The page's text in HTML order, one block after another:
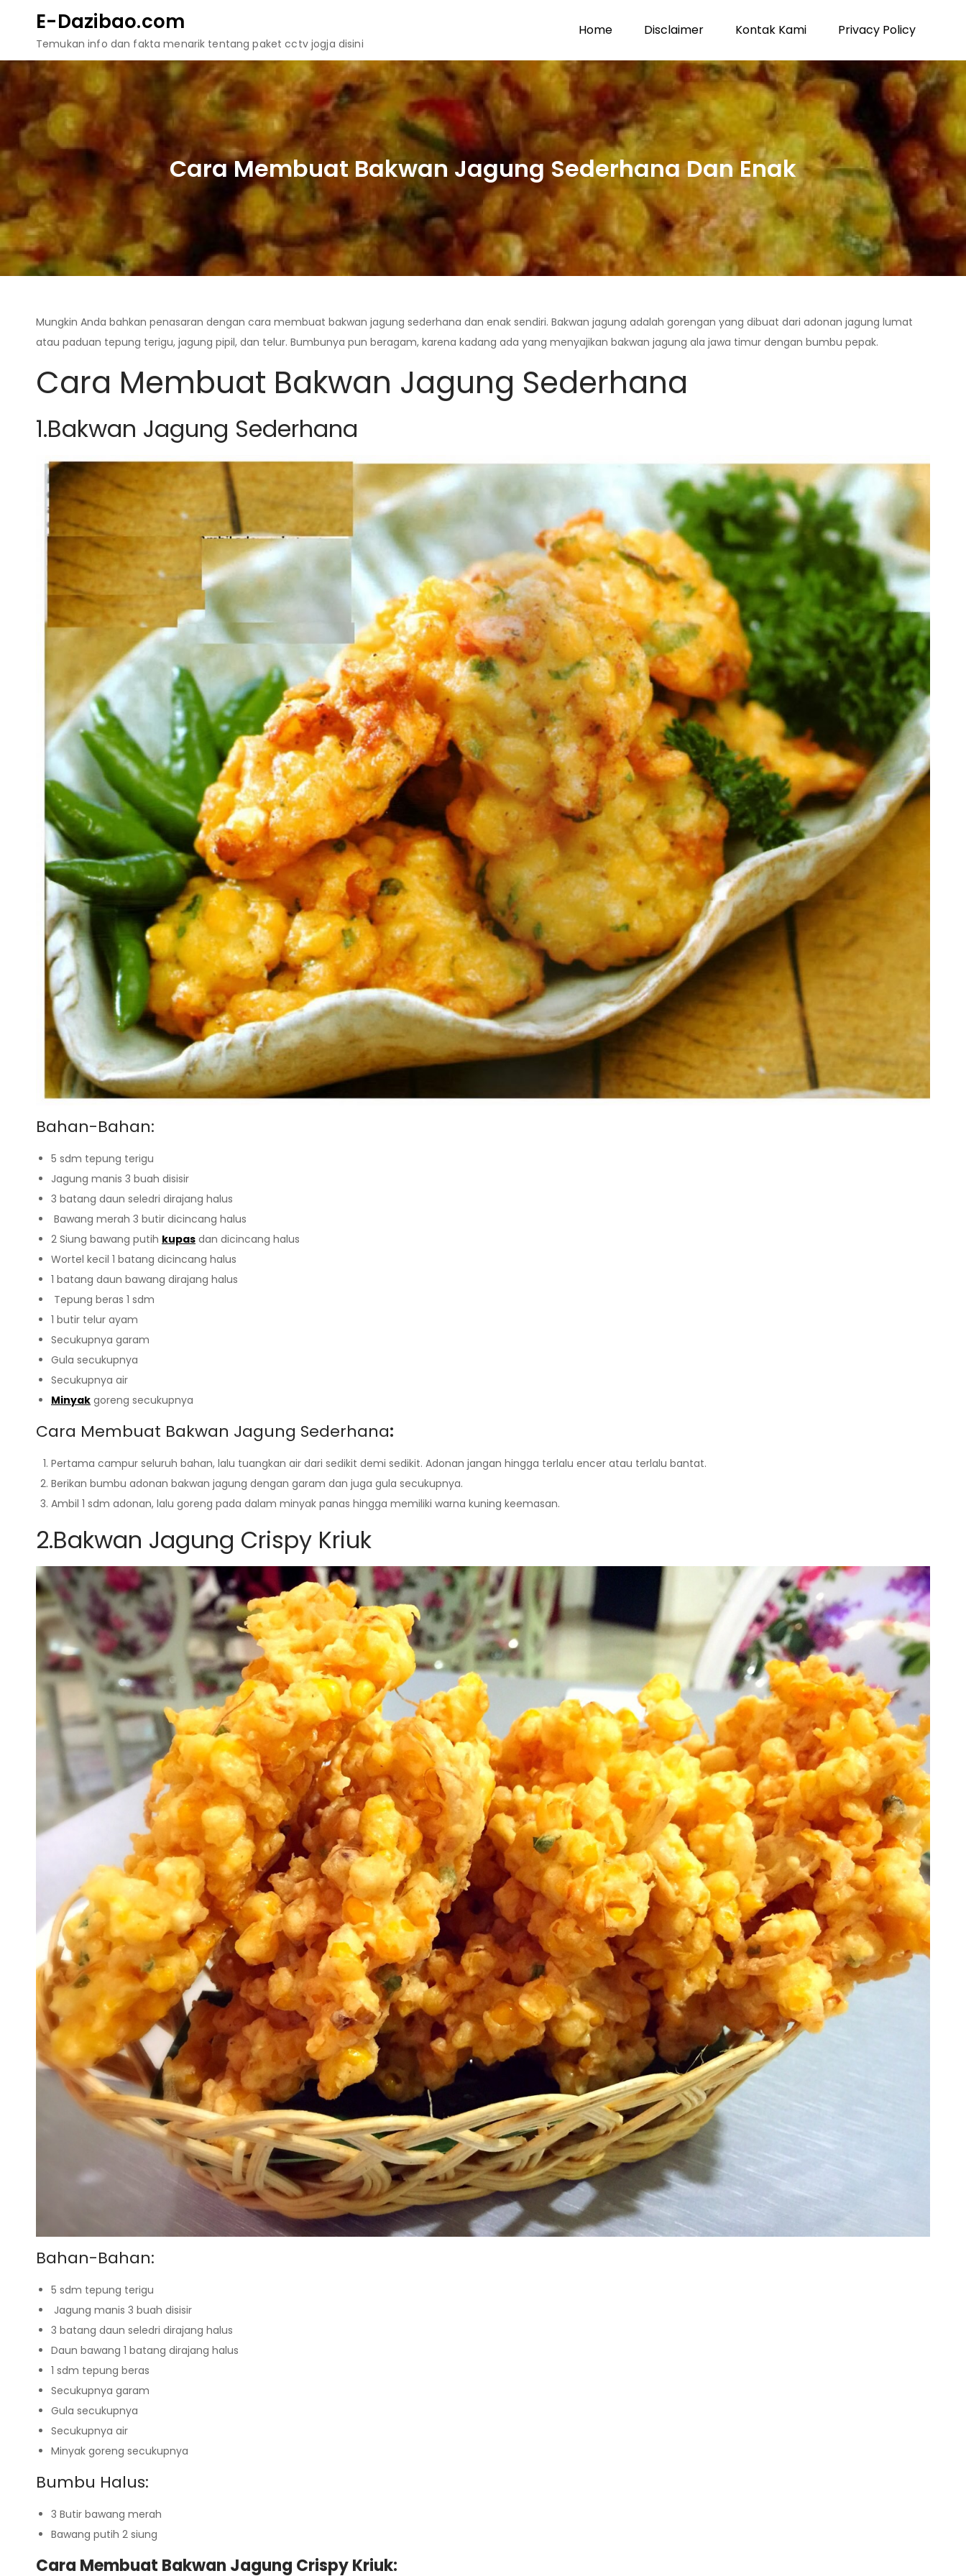
content
E-Dazibao.com
Temukan info dan fakta menarik tentang paket cctv jogja disini
Home Disclaimer Kontak Kami Privacy Policy
Cara Membuat Bakwan Jagung Sederhana Dan Enak
Mungkin Anda bahkan penasaran dengan cara membuat bakwan jagung sederhana dan enak sendiri. Bakwan jagung adalah gorengan yang dibuat dari adonan jagung lumat
atau paduan tepung terigu, jagung pipil, dan telur. Bumbunya pun beragam, karena kadang ada yang menyajikan bakwan jagung ala jawa timur dengan bumbu pepak.
Cara Membuat Bakwan Jagung Sederhana
1.Bakwan Jagung Sederhana
Bahan-Bahan:
5 sdm tepung terigu
Jagung manis 3 buah disisir
3 batang daun seledri dirajang halus
Bawang merah 3 butir dicincang halus
2 Siung bawang putih kupas dan dicincang halus
Wortel kecil 1 batang dicincang halus
1 batang daun bawang dirajang halus
Tepung beras 1 sdm
1 butir telur ayam
Secukupnya garam
Gula secukupnya
Secukupnya air
Minyak goreng secukupnya
Cara Membuat Bakwan Jagung Sederhana:
Pertama campur seluruh bahan, lalu tuangkan air dari sedikit demi sedikit. Adonan jangan hingga terlalu encer atau terlalu bantat.
Berikan bumbu adonan bakwan jagung dengan garam dan juga gula secukupnya.
Ambil 1 sdm adonan, lalu goreng pada dalam minyak panas hingga memiliki warna kuning keemasan.
2.Bakwan Jagung Crispy Kriuk
Bahan-Bahan:
5 sdm tepung terigu
Jagung manis 3 buah disisir
3 batang daun seledri dirajang halus
Daun bawang 1 batang dirajang halus
1 sdm tepung beras
Secukupnya garam
Gula secukupnya
Secukupnya air
Minyak goreng secukupnya
Bumbu Halus:
3 Butir bawang merah
Bawang putih 2 siung
Cara Membuat Bakwan Jagung Crispy Kriuk: